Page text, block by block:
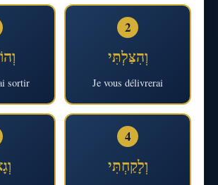
sortir
2
וְהִצַּלְתִּי
Je vous délivrerai
4
וְלָקַחְתִּי